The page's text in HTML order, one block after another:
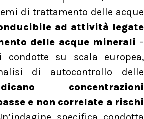
di trattamento delle acque
ad attività legate
delle acque minerali –
su scala europea,
di autocontrollo delle
concentrazioni
e non correlate a rischi